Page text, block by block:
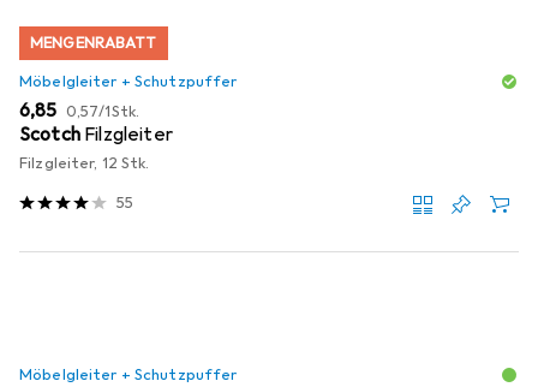
MENGENRABATT
Möbelgleiter + Schutzpuffer
EUR
6,85 EUR
0,57/1Stk.
Scotch Filzgleiter
Filzgleiter, 12 Stk.
55
Möbelgleiter + Schutzpuffer